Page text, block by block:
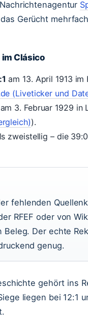
Gerücht
Clásico
am 13. April 1913 im
(Liveticker und
3. Februar 1929 in
).
zweistellig – die
fehlenden
RFEF oder von
Der echte
genug.
gehört ins
liegen bei 12:1